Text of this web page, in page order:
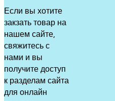
Если вы хотите
закзать товар на
нашем сайте,
свяжитесь с
нами и вы
получите доступ
к разделам сайта
для онлайн